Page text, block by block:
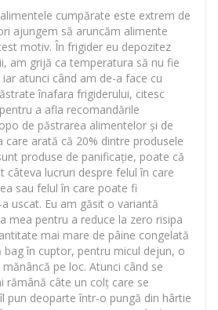
cumpărate este extrem de
ajungem să aruncăm alimente
motiv. În frigider eu depozitez
am grijă ca temperatura să nu fie
atunci când am de-a face cu
înafara frigiderului, citesc
a afla recomandările
de păstrarea alimentelor și de
care arată că 20% dintre produsele
produse de panificație, poate că
câteva lucruri despre felul în care
sau felul în care poate fi
uscat. Eu am găsit o variantă
mea pentru a reduce la zero risipa
mai mare de pâine congelată
bag în cuptor, pentru micul dejun, o
pe loc. Atunci când se
rămână câte un colț care se
pun deoparte într-o pungă din hârtie